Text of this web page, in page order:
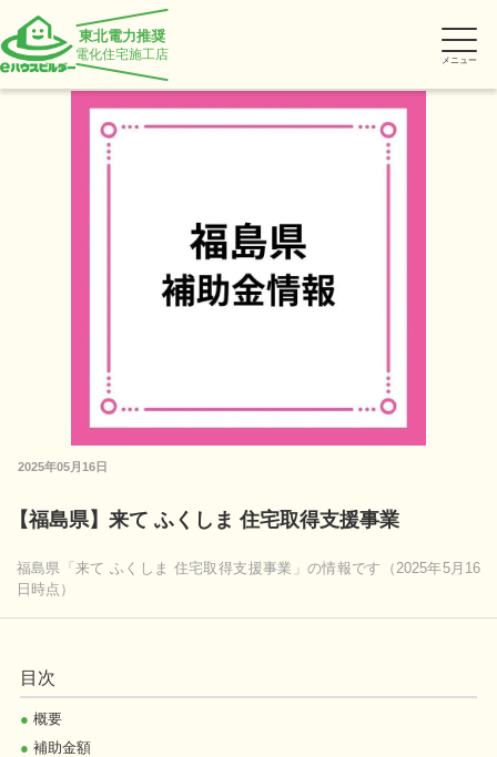
東北電力推奨
電化住宅施工店 メニュー
2025年05月16日
【福島県】来て ふくしま 住宅取得支援事業
福島県「来て ふくしま 住宅取得支援事業」の情報です（2025年5月16
日時点）
目次
● 概要
● 補助金額